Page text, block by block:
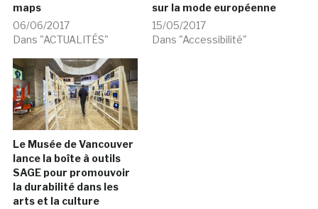
maps
06/06/2017
Dans "ACTUALITÉS"
sur la mode européenne
15/05/2017
Dans "Accessibilité"
Le Musée de Vancouver
lance la boîte à outils
SAGE pour promouvoir
la durabilité dans les
arts et la culture